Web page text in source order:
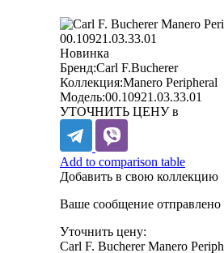
Новинка
Бренд:Carl F.Bucherer
Коллекция:Manero Peripheral
Модель:00.10921.03.33.01
УТОЧНИТЬ ЦЕНУ в
Add to comparison table
Добавить в свою коллекцию
Ваше сообщение отправлено
Уточнить цену:
Carl F. Bucherer Manero